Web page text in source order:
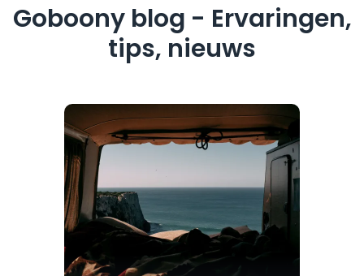
Goboony blog - Ervaringen,
tips, nieuws